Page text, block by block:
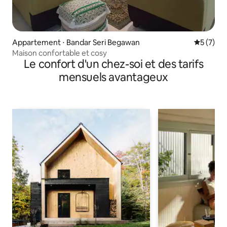
Appartement ⋅ Bandar Seri Begawan
5 (7)
Maison confortable et cosy
Le confort d'un chez-soi et des tarifs
mensuels avantageux